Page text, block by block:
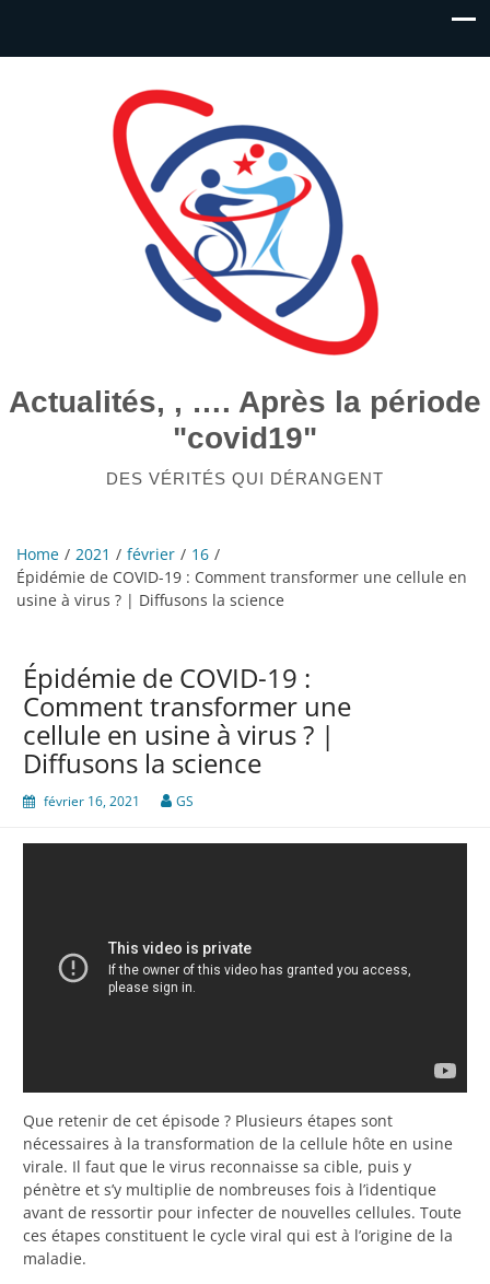
Actualités, , …. Après la période
"covid19"
DES VÉRITÉS QUI DÉRANGENT
Home 2021 février
16
Épidémie de COVID-19 : Comment transformer une cellule en
usine à virus ? | Diffusons la science
Épidémie de COVID-19 :
Comment transformer une
cellule en usine à virus ? |
Diffusons la science
février 16, 2021 GS
Que retenir de cet épisode ? Plusieurs étapes sont
nécessaires à la transformation de la cellule hôte en usine
virale. Il faut que le virus reconnaisse sa cible, puis y
pénètre et s’y multiplie de nombreuses fois à l’identique
avant de ressortir pour infecter de nouvelles cellules. Toute
ces étapes constituent le cycle viral qui est à l’origine de la
maladie.